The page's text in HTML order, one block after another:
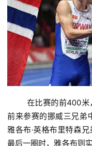
前来参赛的挪威三兄弟
雅各布·英格布里特森
最后一圈时，雅各布则